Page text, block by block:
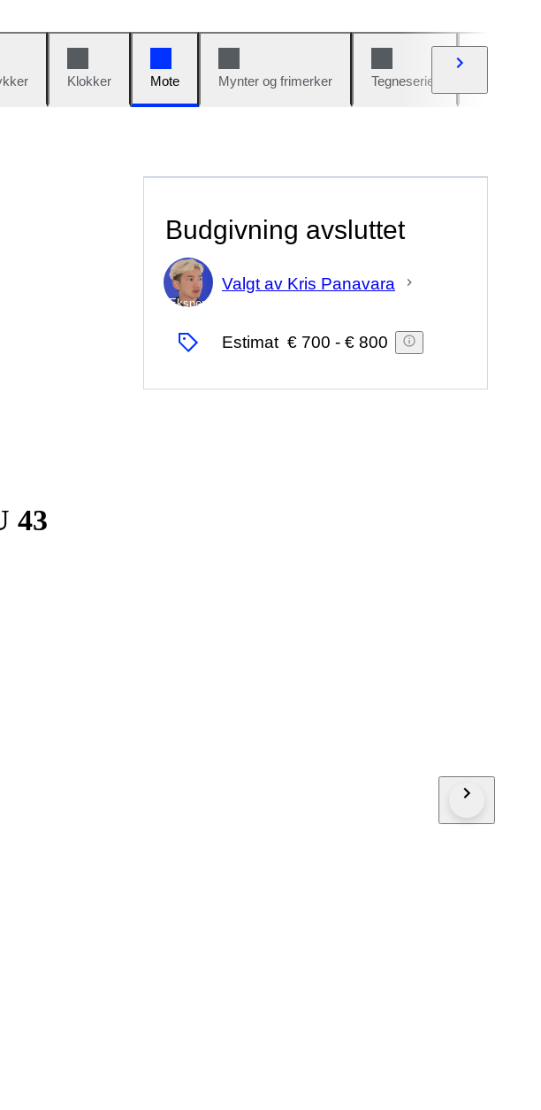
Klokker Mote Mynter og frimerker Tegneserier
43
Budgivning avsluttet
Ekspert
Valgt av Kris Panavara
Estimat € 700 - € 800